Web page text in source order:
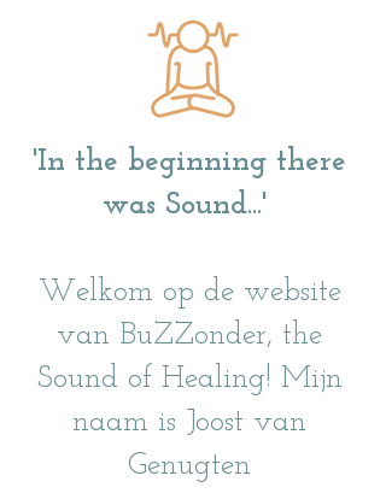
'In the beginning there
was Sound...'
Welkom op de website
van BuZZonder, the
Sound of Healing! Mijn
naam is Joost van
Genugten